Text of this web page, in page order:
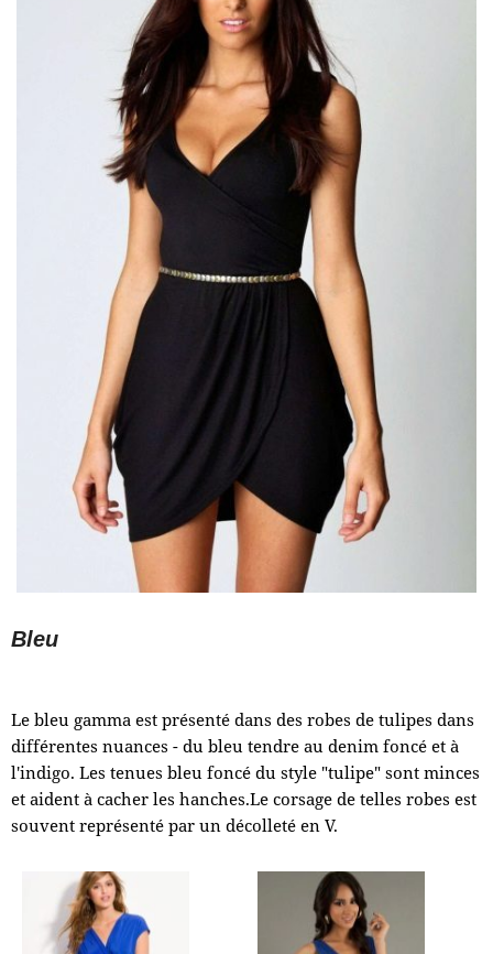
Bleu
Le bleu gamma est présenté dans des robes de tulipes dans
différentes nuances - du bleu tendre au denim foncé et à
l'indigo. Les tenues bleu foncé du style "tulipe" sont minces
et aident à cacher les hanches.Le corsage de telles robes est
souvent représenté par un décolleté en V.